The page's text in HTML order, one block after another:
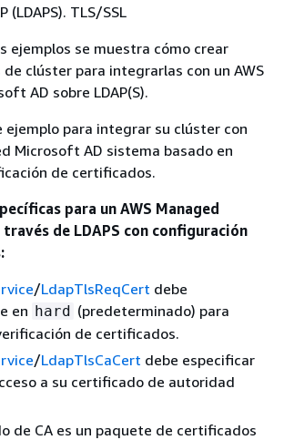
(LDAPS). TLS/SSL
ejemplos se muestra cómo crear
clúster para integrarlas con un AWS
AD sobre LDAP(S).
ejemplo para integrar su clúster con
Microsoft AD sistema basado en
de certificados.
para un AWS Managed
de LDAPS con configuración
/LdapTlsReqCert debe
en hard (predeterminado) para
de certificados.
/LdapTlsCaCert debe especificar
a su certificado de autoridad
de CA es un paquete de certificados